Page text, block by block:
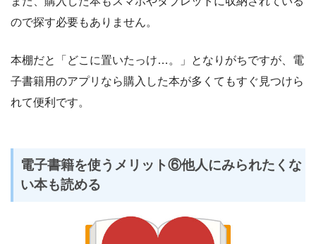
ので探す必要もありません。
本棚だと「どこに置いたっけ…。」となりがちですが、電
子書籍用のアプリなら購入した本が多くてもすぐ見つけら
れて便利です。
電子書籍を使うメリット⑥他人にみられたくな
い本も読める